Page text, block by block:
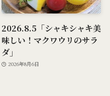
2026.8.5「シャキシャキ美
味しい！マクワウリのサラ
ダ」
2026年8月6日